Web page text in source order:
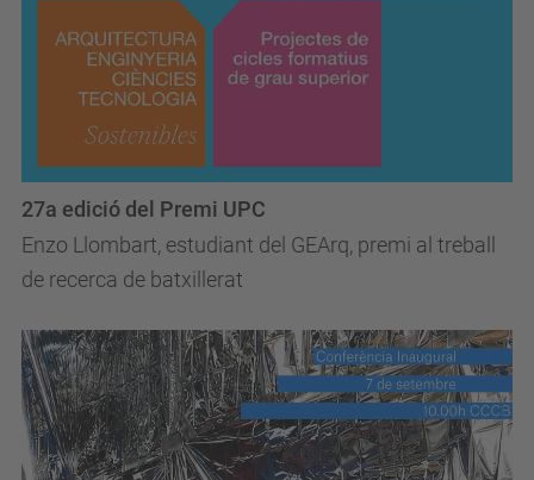
Enzo Llombart, estudiant del GEArq, premi al treball
de recerca de batxillerat
27a edició del Premi UPC